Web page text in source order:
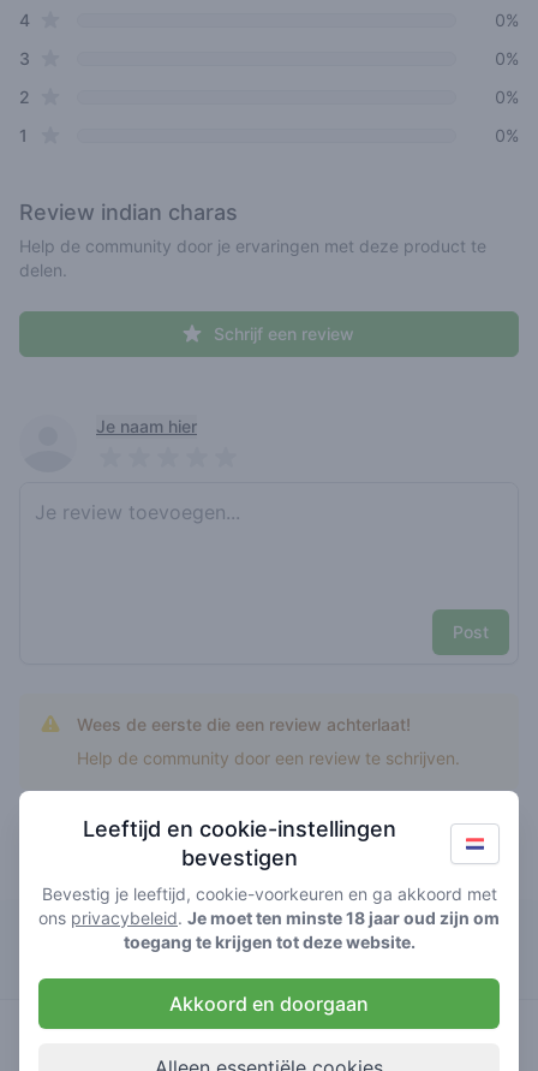
4star reviews
0%
3
0%
2
0%
1
0%
Review indian charas
Help de community door je ervaringen met deze product te
delen.
Schrijf een review
Recent reviews
Je naam hier
Post
Wees de eerste die een review achterlaat!
Help de community door een review te schrijven.
Top rated indian charas
Horizon
indian
2.9/ 5 €€€€
Leeftijd en cookie-instellingen
bevestigen
Bevestig je leeftijd, cookie-voorkeuren en ga akkoord met
ons privacybeleid. Je moet ten minste 18 jaar oud zijn om
toegang te krijgen tot deze website.
Akkoord en doorgaan